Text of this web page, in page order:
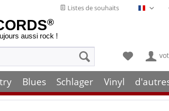
Listes de souhaits
®
aussi rock !
Blues Schlager Vinyl